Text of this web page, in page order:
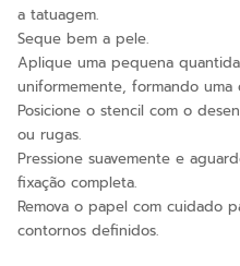
a tatuagem.
Seque bem a pele.
Aplique uma pequena
uniformemente, formando uma
Posicione o stencil com o
ou rugas.
Pressione suavemente e
fixação completa.
Remova o papel com cuidado
contornos definidos.